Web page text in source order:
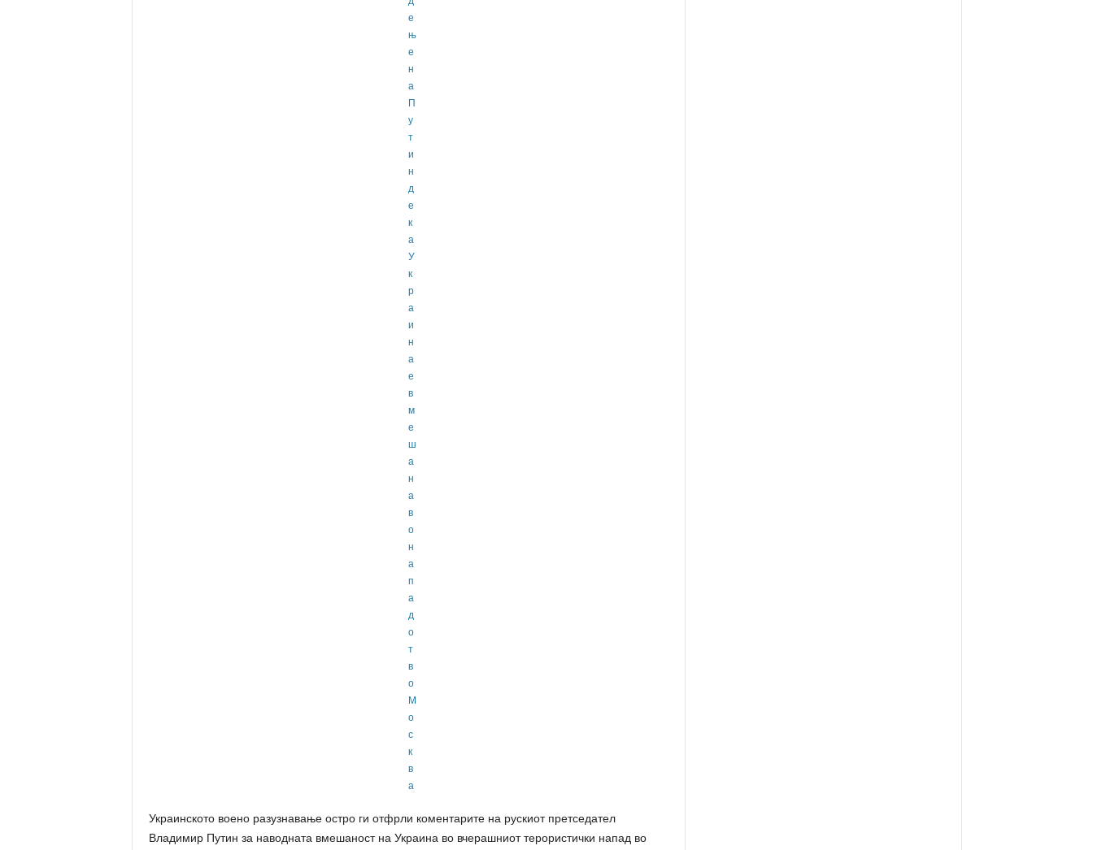
Украинското воено разузнавање остро ги отфрли коментарите на рускиот претседател
Владимир Путин за наводната вмешаност на Украина во вчерашниот терористички напад во